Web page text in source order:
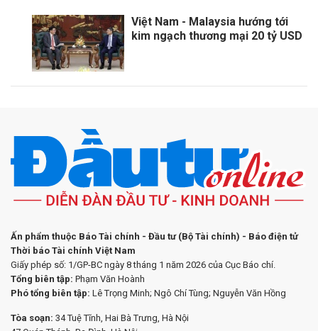
Việt Nam - Malaysia hướng tới
kim ngạch thương mại 20 tỷ USD
Ấn phẩm thuộc Báo Tài chính - Đầu tư (Bộ Tài chính) - Báo điện tử
Thời báo Tài chính Việt Nam
Giấy phép số: 1/GP-BC ngày 8 tháng 1 năm 2026 của Cục Báo chí.
Tổng biên tập: Phạm Văn Hoành
Phó tổng biên tập: Lê Trọng Minh; Ngô Chí Tùng; Nguyễn Văn Hồng
Tòa soạn: 34 Tuệ Tĩnh, Hai Bà Trưng, Hà Nội